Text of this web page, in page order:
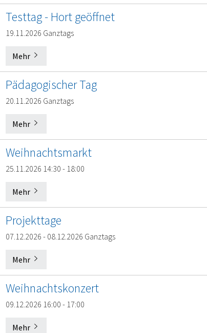
Testtag - Hort geöffnet
19.11.2026 Ganztags
Mehr
Pädagogischer Tag
20.11.2026 Ganztags
Mehr
Weihnachtsmarkt
25.11.2026 14:30 - 18:00
Mehr
Projekttage
07.12.2026 - 08.12.2026 Ganztags
Mehr
Weihnachtskonzert
09.12.2026 16:00 - 17:00
Mehr